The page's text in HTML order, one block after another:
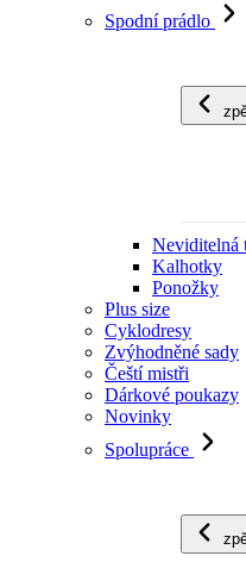
Spodní prádlo
Neviditelná
Kalhotky
Ponožky
Plus size
Cyklodresy
Zvýhodněné sady
Čeští mistři
Dárkové poukazy
Novinky
Spolupráce